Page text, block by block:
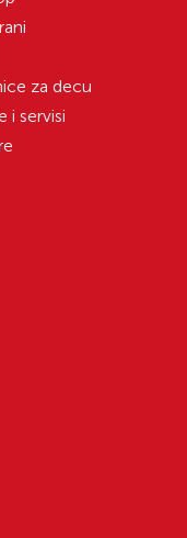
za decu
i servisi